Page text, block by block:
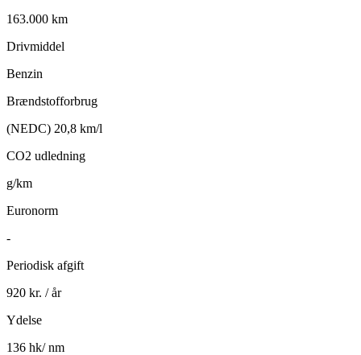
163.000 km
Drivmiddel
Benzin
Brændstofforbrug
(NEDC) 20,8 km/l
CO2 udledning
g/km
Euronorm
-
Periodisk afgift
920 kr. / år
Ydelse
136 hk/ nm